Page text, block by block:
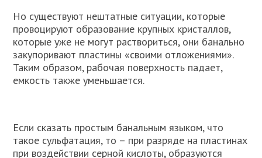
Но существуют нештатные ситуации, которые
провоцируют образование крупных кристаллов,
которые уже не могут раствориться, они банально
закупоривают пластины «своими отложениями».
Таким образом, рабочая поверхность падает,
емкость также уменьшается.
Если сказать простым банальным языком, что
такое сульфатация, то – при разряде на пластинах
при воздействии серной кислоты, образуются